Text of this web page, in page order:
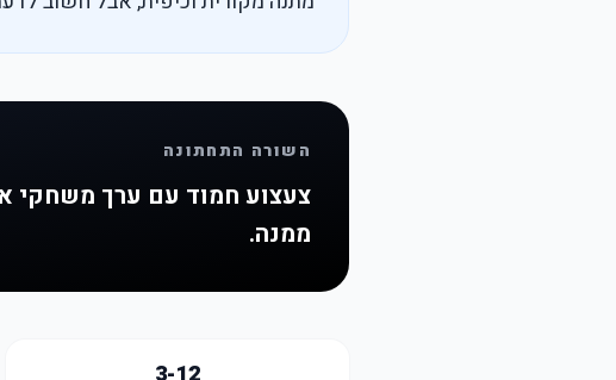
השורה התחתונה
צעצוע חמוד עם ערך משחקי
ממנה.